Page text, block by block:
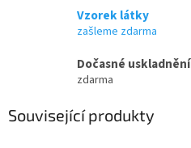
Vzorek látky
zašleme zdarma
Dočasné uskladnění
zdarma
Související produkty